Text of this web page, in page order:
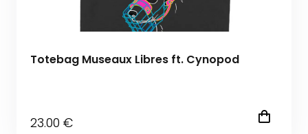
Totebag Museaux Libres ft. Cynopod
23.00 €